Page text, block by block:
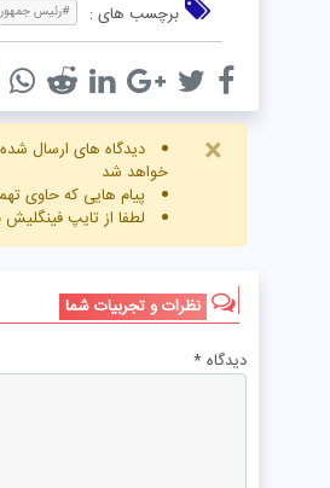
برچسب های : #رئیس جمهور
دیدگاه های ارسال
خواهد شد
پیام هایی که حاوی
لطفا از تایپ
×
نظرات و تجربیات شما
دیدگاه*